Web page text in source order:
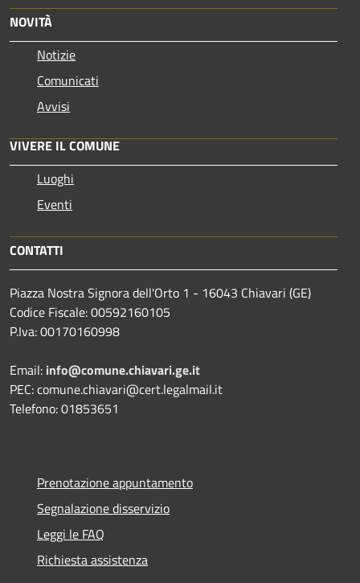
NOVITÀ
Notizie
Comunicati
Avvisi
VIVERE IL COMUNE
Luoghi
Eventi
CONTATTI
Piazza Nostra Signora dell'Orto 1 - 16043 Chiavari (GE)
Codice Fiscale: 00592160105
P.Iva: 00170160998
Email: info@comune.chiavari.ge.it
PEC: comune.chiavari@cert.legalmail.it
Telefono: 01853651
Prenotazione appuntamento
Segnalazione disservizio
Leggi le FAQ
Richiesta assistenza